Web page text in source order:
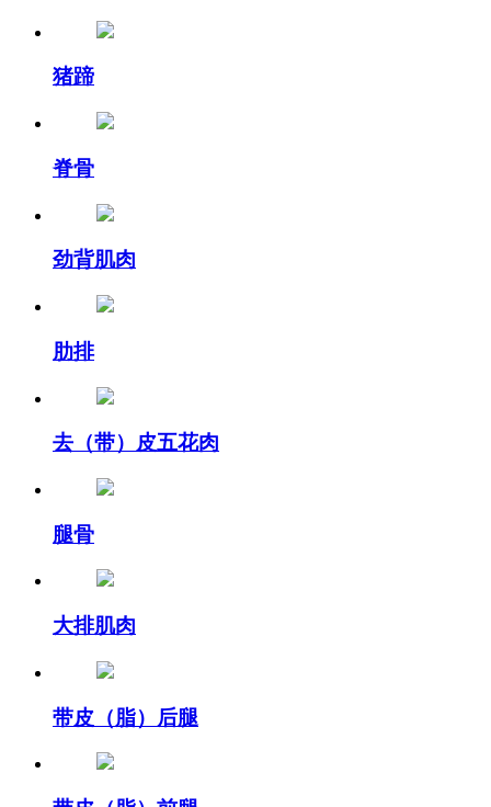
猪蹄
脊骨
劲背肌肉
肋排
去（带）皮五花肉
腿骨
大排肌肉
带皮（脂）后腿